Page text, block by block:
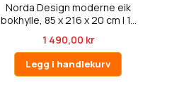
Norda Design moderne eik
bokhylle, 85 x 216 x 20 cm | 1...
1 490,00 kr
Legg i handlekurv